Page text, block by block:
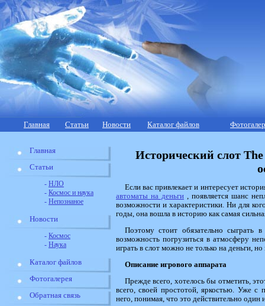
Главная Статьи Новости Каталог файлов
Главная
Статьи
- НЛО
- Космос и наука
- Непознаное
Новости
- Космос
- Наука
Каталог файлов
Фотогалерея
Обратная связь
Исторический слот
Если вас привлекает и интересует
автоматы на деньги , появляется шанс
возможности и характеристики. Ни для
годы, она вошла в историю как самая
Поэтому стоит обязательно сыграть
возможность погрузиться в атмосферу
играть в слот можно не только на деньги,
Описание игрового аппарата
Прежде всего, хотелось бы отметить,
всего, своей простотой, яркостью. Уже с
него, понимая, что это действительно один